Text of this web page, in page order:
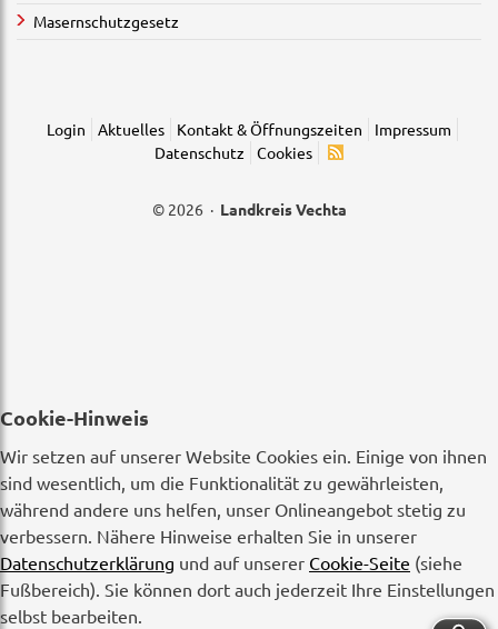
Masernschutzgesetz
Login Aktuelles Kontakt & Öffnungszeiten
Impressum
Datenschutz
Cookies
© 2026 · Landkreis Vechta
Cookie-Hinweis
Wir setzen auf unserer Website Cookies ein. Einige von ihnen
sind wesentlich, um die Funktionalität zu gewährleisten,
während andere uns helfen, unser Onlineangebot stetig zu
verbessern. Nähere Hinweise erhalten Sie in unserer
Datenschutzerklärung und auf unserer Cookie-Seite (siehe
Fußbereich). Sie können dort auch jederzeit Ihre Einstellungen
selbst bearbeiten.